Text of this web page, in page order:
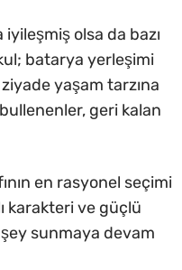
olsa da bazı
batarya yerleşimi
yaşam tarzına
geri kalan
en rasyonel seçimi
karakteri ve güçlü
şey sunmaya devam